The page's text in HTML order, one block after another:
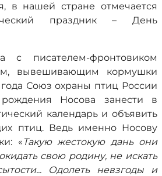
в нашей стране отмечается
праздник – День
с писателем-фронтовиком
вывешивающим кормушки
Союз охраны птиц России
Носова занести в
календарь и объявить
птиц. Ведь именно Носову
«Такую жестокую дань они
свою родину, не искать
Одолеть невзгоды и